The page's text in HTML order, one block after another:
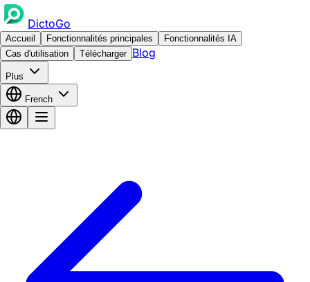
DictoGo
Accueil Fonctionnalités principales
Fonctionnalités IA
Cas d'utilisation
Télécharger Blog
Plus
French